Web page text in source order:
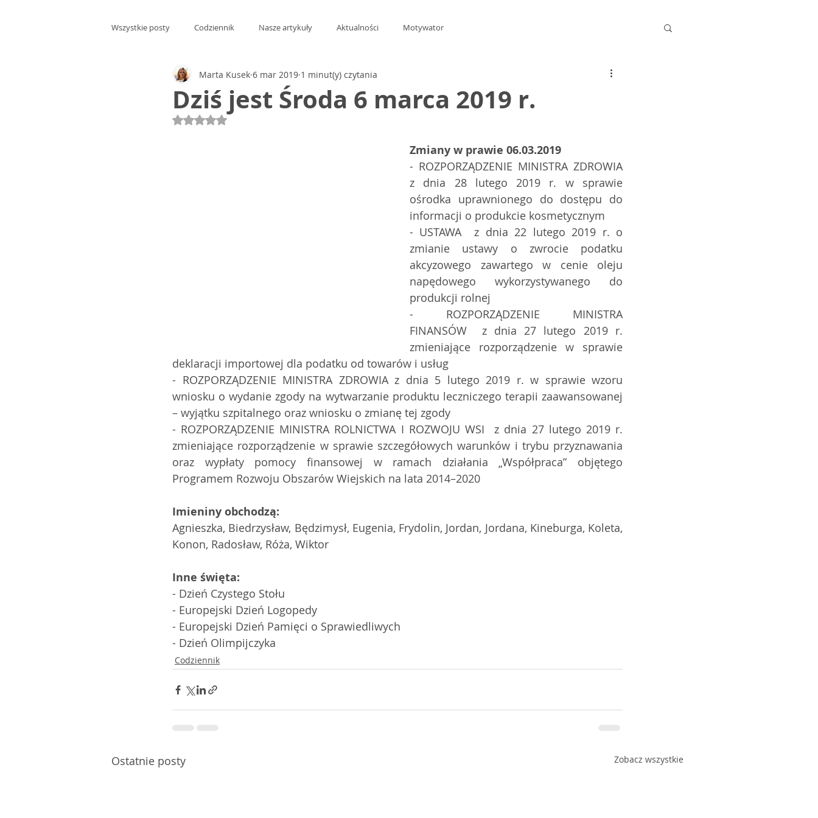
Wszystkie posty Codziennik Nasze artykuły Aktualności Motywator
Dziś jest Środa 6 marca 2019 r.
Marta Kusek 6 mar 2019 1 minut(y) czytania
Oceniono na NaN z 5 gwiazdek.
Zmiany w prawie 06.03.2019
- ROZPORZĄDZENIE MINISTRA ZDROWIA
z dnia 28 lutego 2019 r. w sprawie
ośrodka uprawnionego do dostępu do
informacji o produkcie kosmetycznym
- USTAWA  z dnia 22 lutego 2019 r. o
zmianie ustawy o zwrocie podatku
akcyzowego zawartego w cenie oleju
napędowego wykorzystywanego do
produkcji rolnej
- ROZPORZĄDZENIE MINISTRA
FINANSÓW  z dnia 27 lutego 2019 r.
zmieniające rozporządzenie w sprawie
deklaracji importowej dla podatku od towarów i usług
- ROZPORZĄDZENIE MINISTRA ZDROWIA z dnia 5 lutego 2019 r. w sprawie wzoru
wniosku o wydanie zgody na wytwarzanie produktu leczniczego terapii zaawansowanej
– wyjątku szpitalnego oraz wniosku o zmianę tej zgody
- ROZPORZĄDZENIE MINISTRA ROLNICTWA I ROZWOJU WSI  z dnia 27 lutego 2019 r.
zmieniające rozporządzenie w sprawie szczegółowych warunków i trybu przyznawania
oraz wypłaty pomocy finansowej w ramach działania „Współpraca” objętego
Programem Rozwoju Obszarów Wiejskich na lata 2014–2020
Imieniny obchodzą:
Agnieszka, Biedrzysław, Będzimysł, Eugenia, Frydolin, Jordan, Jordana, Kineburga, Koleta,
Konon, Radosław, Róża, Wiktor
Inne święta:
- Dzień Czystego Stołu
- Europejski Dzień Logopedy
- Europejski Dzień Pamięci o Sprawiedliwych
- Dzień Olimpijczyka
Codziennik
Ostatnie posty Zobacz wszystkie